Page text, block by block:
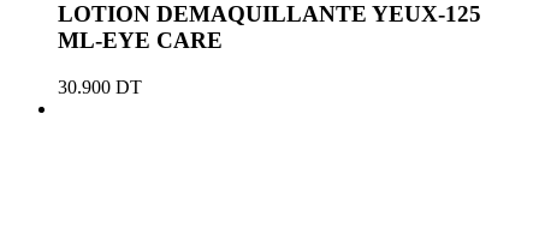
LOTION DEMAQUILLANTE YEUX-125
ML-EYE CARE
30.900 DT